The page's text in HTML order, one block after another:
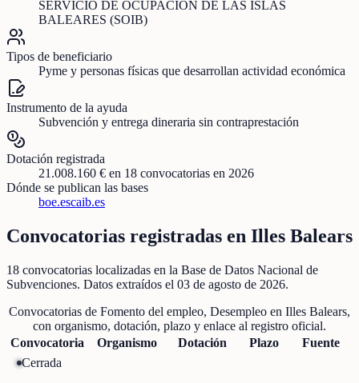
SERVICIO DE OCUPACIÓN DE LAS ISLAS
BALEARES (SOIB)
Tipos de beneficiario
Pyme y personas físicas que desarrollan actividad económica
Instrumento de la ayuda
Subvención y entrega dineraria sin contraprestación
Dotación registrada
21.008.160 € en 18 convocatorias en 2026
Dónde se publican las bases
boe.escaib.es
Convocatorias registradas en Illes Balears
18 convocatorias localizadas en la Base de Datos Nacional de
Subvenciones. Datos extraídos el 03 de agosto de 2026.
Convocatorias de Fomento del empleo, Desempleo en Illes Balears,
con organismo, dotación, plazo y enlace al registro oficial.
Convocatoria
Organismo Dotación Plazo
Fuente
Cerrada